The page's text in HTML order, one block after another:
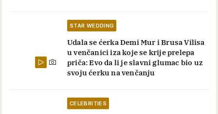
STAR WEDDING
Udala se ćerka Demi Mur i Brusa Vilisa
u venčanici iza koje se krije prelepa
priča: Evo da li je slavni glumac bio uz
svoju ćerku na venčanju
CELEBRITIES